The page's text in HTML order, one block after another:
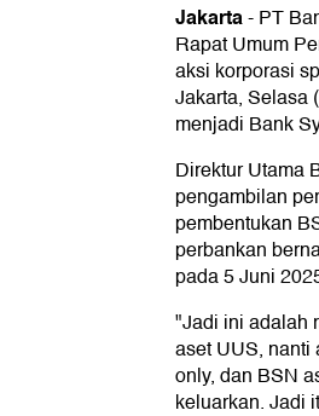
Jakarta-PT
Rapat Umum
aksi korporasi
Jakarta, Selasa
menjadi Bank
Direktur Utama
pengambilan
pembentukan
perbankan
pada 5 Juni
"Jadi ini adalah
aset UUS, nanti
only, dan BSN
keluarkan. Jadi